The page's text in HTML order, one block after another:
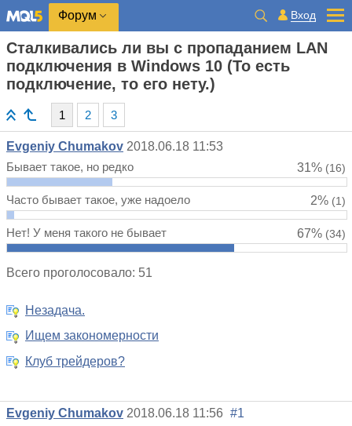
Форум Вход
Сталкивались ли вы с пропаданием LAN
подключения в Windows 10 (То есть
подключение, то его нету.)
1 2 3
Evgeniy Chumakov 2018.06.18 11:53
Бывает такое, но редко
31% (16)
Часто бывает такое, уже надоело 2% (1)
Нет! У меня такого не бывает 67% (34)
Всего проголосовало: 51
Незадача.
Ищем закономерности
Клуб трейдеров?
Evgeniy Chumakov 2018.06.18 11:56 #1